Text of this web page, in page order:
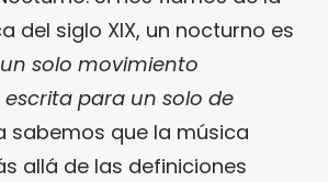
del siglo XIX, un nocturno es
solo movimiento
para un solo de
sabemos que la música
allá de las definiciones